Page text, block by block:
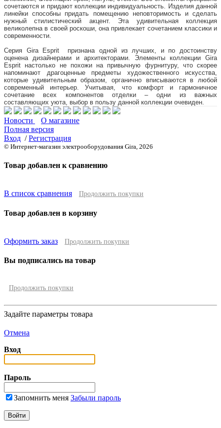
сочетаются и придают коллекции индивидуальность. Изделия данной
линейки способны придать помещению неповторимость и сделать
нужный стилистический акцент. Эта удивительная коллекция
великолепна в своей роскоши, она привлекает сочетанием классики и
современности.
Серия Gira Esprit признана одной из лучших, и по достоинству
оценена дизайнерами и архитекторами. Элементы коллекции Gira
Esprit настолько не похожи на привычную фурнитуру, что скорее
напоминают драгоценные предметы художественного искусства,
которые удивительным образом, органично вписываются в любой
современный интерьер. Учитывая, что комфорт и гармоничное
сочетание всех компонентов отделки – одни из важных
составляющих уюта, выбор в пользу данной коллекции очевиден.
Новости
О магазине
Полная версия
Вход /Регистрация
© Интернет-магазин электрооборудования Gira, 2026
Товар добавлен к сравнению
В список сравнения Продолжить покупки
Товар добавлен в корзину
Оформить заказ Продолжить покупки
Вы подписались на товар
Продолжить покупки
Задайте параметры товара
Отмена
Вход
Пароль
Запомнить меня Забыли пароль